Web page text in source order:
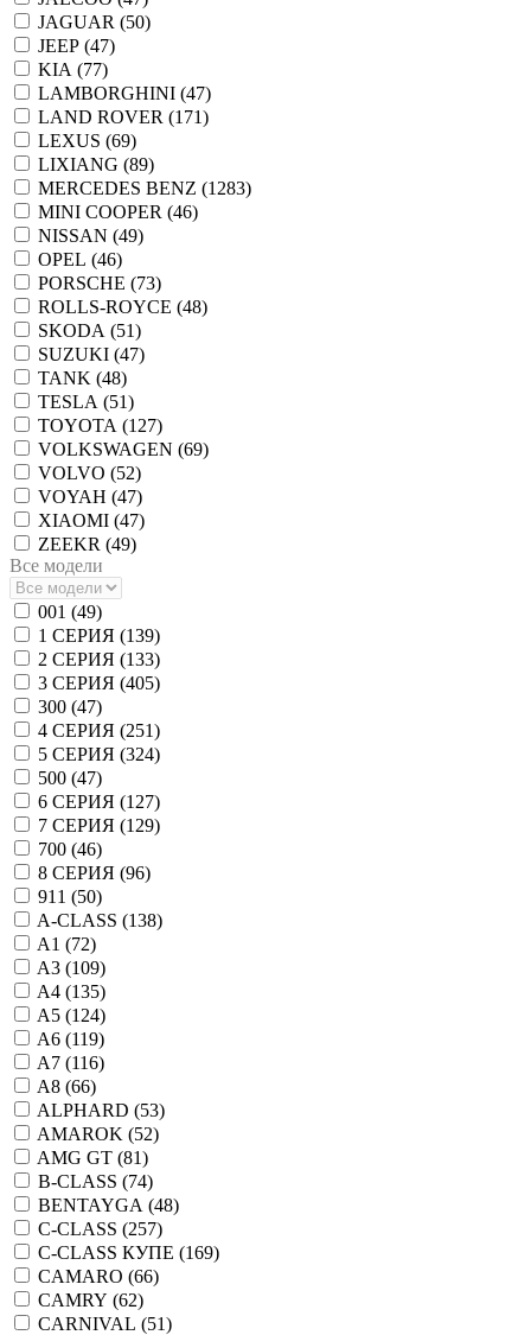
JAGUAR (50)
JEEP (47)
KIA (77)
LAMBORGHINI (47)
LAND ROVER (171)
LEXUS (69)
LIXIANG (89)
MERCEDES BENZ (1283)
MINI COOPER (46)
NISSAN (49)
OPEL (46)
PORSCHE (73)
ROLLS-ROYCE (48)
SKODA (51)
SUZUKI (47)
TANK (48)
TESLA (51)
TOYOTA (127)
VOLKSWAGEN (69)
VOLVO (52)
VOYAH (47)
XIAOMI (47)
ZEEKR (49)
Все модели
001 (49)
1 СЕРИЯ (139)
2 СЕРИЯ (133)
3 СЕРИЯ (405)
300 (47)
4 СЕРИЯ (251)
5 СЕРИЯ (324)
500 (47)
6 СЕРИЯ (127)
7 СЕРИЯ (129)
700 (46)
8 СЕРИЯ (96)
911 (50)
A-CLASS (138)
A1 (72)
A3 (109)
A4 (135)
A5 (124)
A6 (119)
A7 (116)
A8 (66)
ALPHARD (53)
AMAROK (52)
AMG GT (81)
B-CLASS (74)
BENTAYGA (48)
C-CLASS (257)
C-CLASS КУПЕ (169)
CAMARO (66)
CAMRY (62)
CARNIVAL (51)